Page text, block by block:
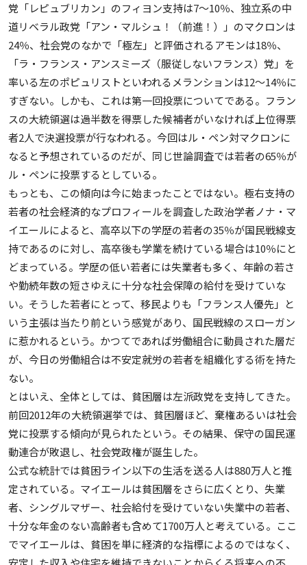
党「レピュブリカン」のフィヨン支持は7～10％、独立系の中
道リベラル政党「アン・マルシュ！（前進！）」のマクロンは
24％、社会党のなかで「極左」と評価されるアモンは18％、
「ラ・フランス・アンスミーズ（服従しないフランス）党」を
率いる左のポピュリストといわれるメランションは12～14％に
すぎない。しかも、これは第一回投票についてである。フラン
スの大統領選は過半数を得票した候補者がいなければ上位得票
者2人で決選投票が行なわれる。今回はル・ペン対マクロンに
なると予想されているのだが、同じ世論調査では若者の65％が
ル・ペンに投票するとしている。
もっとも、この傾向は今に始まったことではない。極右支持の
若者の社会経済的なプロフィールを調査した政治学者ノナ・マ
イエールによると、高卒以下の学歴の若者の35％が国民戦線支
持であるのに対し、高卒後も学業を続けている場合は10％にと
どまっている。学歴の低い若者には失業者も多く、年齢の若さ
や勤続年数の短さゆえに十分な社会保障の給付を受けていな
い。そうした若者にとって、移民よりも「フランス人優先」と
いう主張は当たり前という感覚があり、国民戦線のスローガン
に惹かれるという。かつてであれば労働組合に動員された層だ
が、今日の労働組合は不安定就労の若者を組織化する術を持た
ない。
とはいえ、全体としては、貧困層は左派政党を支持してきた。
前回2012年の大統領選挙では、貧困層ほど、棄権あるいは社会
党に投票する傾向が見られたという。その結果、保守の国民運
動連合が敗退し、社会党政権が誕生した。
公式な統計では貧困ライン以下の生活を送る人は880万人と推
定されている。マイエールは貧困層をさらに広くとり、失業
者、シングルマザー、社会給付を受けていない失業中の若者、
十分な年金のない高齢者も含めて1700万人と考えている。ここ
でマイエールは、貧困を単に経済的な指標によるのではなく、